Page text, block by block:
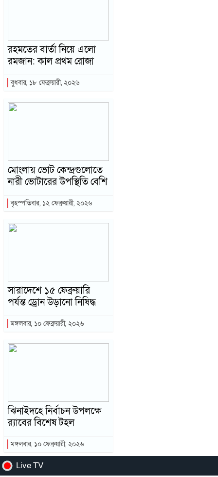
রহমতের বার্তা নিয়ে এলো
রমজান: কাল প্রথম রোজা
বুধবার, ১৮ ফেব্রুয়ারী, ২০২৬
মোংলায় ভোট কেন্দ্রগুলোতে
নারী ভোটারের উপস্থিতি বেশি
বৃহস্পতিবার, ১২ ফেব্রুয়ারী, ২০২৬
সারাদেশে ১৫ ফেব্রুয়ারি
পর্যন্ত ড্রোন উড়ানো নিষিদ্ধ
মঙ্গলবার, ১০ ফেব্রুয়ারী, ২০২৬
ঝিনাইদহে নির্বাচন উপলক্ষে
র‌্যাবের বিশেষ টহল
মঙ্গলবার, ১০ ফেব্রুয়ারী, ২০২৬
Live TV